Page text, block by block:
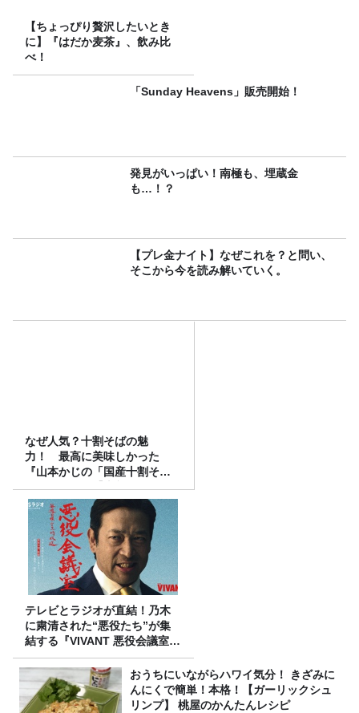
【ちょっぴり贅沢したいとき
に】『はだか麦茶』、飲み比
べ！
「Sunday Heavens」販売開始！
発見がいっぱい！南極も、埋蔵金
も…！？
【プレ金ナイト】なぜこれを？と問い、
そこから今を読み解いていく。
なぜ人気？十割そばの魅
力！ 最高に美味しかった
『山本かじの「国産十割そ
ば」』とは？【十割そば10種
食べ比べ】
テレビとラジオが直結！乃木
に粛清された“悪役たち”が集
結する『VIVANT 悪役会議室』
7/26(日)23時スタート！
おうちにいながらハワイ気分！ きざみに
んにくで簡単！本格！【ガーリックシュ
リンプ】 桃屋のかんたんレシピ